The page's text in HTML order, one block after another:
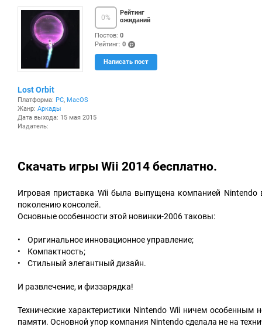
0%
Рейтинг
ожиданий
Постов: 0
Рейтинг: 0
(po
ints
)
Написать пост
Lost Orbit
Платформа: PC MacOS
Жанр: Аркады
Дата выхода: 15 мая 2015
Издатель:
Скачать игры Wii 2014 бесплатно.
Игровая приставка Wii была выпущена компанией Nintendo
поколению консолей.
Основные особенности этой новинки-2006 таковы:
• Оригинальное инновационное управление;
• Компактность;
• Стильный элегантный дизайн.
И развлечение, и физзарядка!
Технические характеристики Nintendo Wii ничем
памяти. Основной упор компания Nintendo сделала не на